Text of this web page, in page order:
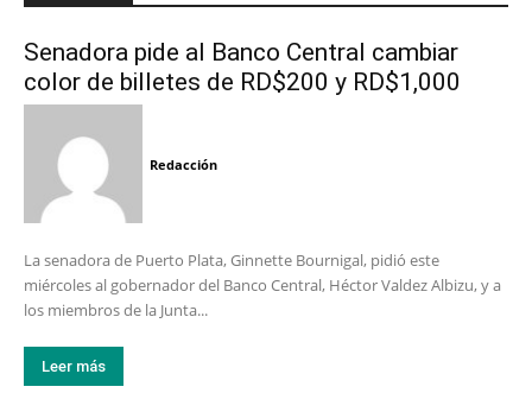
Senadora pide al Banco Central cambiar
color de billetes de RD$200 y RD$1,000
Redacción
La senadora de Puerto Plata, Ginnette Bournigal, pidió este
miércoles al gobernador del Banco Central, Héctor Valdez Albizu, y a
los miembros de la Junta...
Leer más